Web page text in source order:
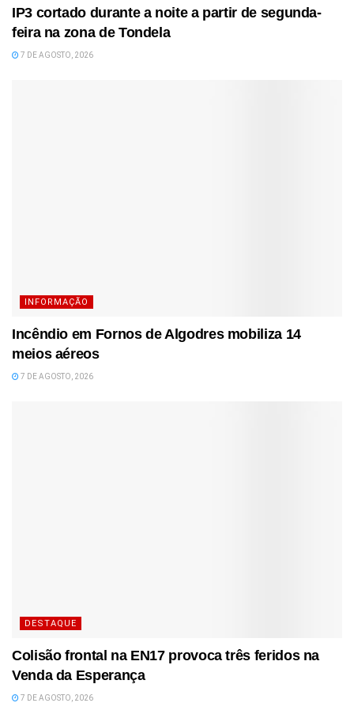
IP3 cortado durante a noite a partir de segunda-
feira na zona de Tondela
7 DE AGOSTO, 2026
INFORMAÇÃO
Incêndio em Fornos de Algodres mobiliza 14
meios aéreos
7 DE AGOSTO, 2026
DESTAQUE
Colisão frontal na EN17 provoca três feridos na
Venda da Esperança
7 DE AGOSTO, 2026